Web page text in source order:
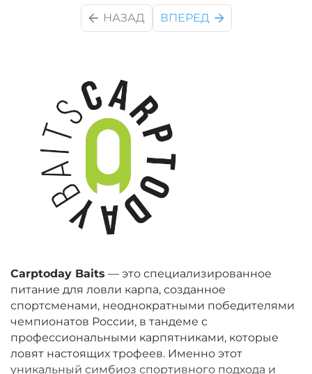
Carptoday Baits — это специализированное
питание для ловли карпа, созданное
спортсменами, неоднократными победителями
чемпионатов России, в тандеме с
профессиональными карпятниками, которые
ловят настоящих трофеев. Именно этот
уникальный симбиоз спортивного подхода и
НАЗАД ВПЕРЕД